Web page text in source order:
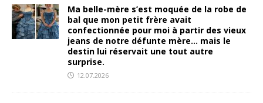
Ma belle-mère s’est moquée de la robe de
bal que mon petit frère avait
confectionnée pour moi à partir des vieux
jeans de notre défunte mère… mais le
destin lui réservait une tout autre
surprise.
12.07.2026